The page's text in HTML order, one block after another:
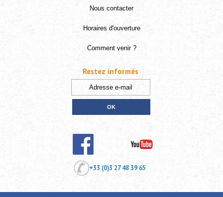
Nous contacter
Horaires d'ouverture
Comment venir ?
+33 (0)3 27 48 39 65
Restez informés